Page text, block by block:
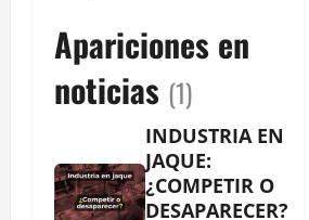
Apariciones en
noticias (1)
INDUSTRIA EN
JAQUE:
¿COMPETIR O
DESAPARECER?